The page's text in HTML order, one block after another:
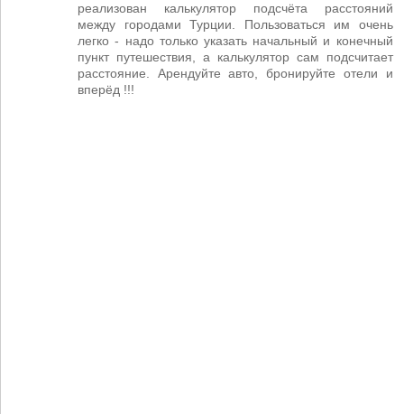
реализован калькулятор подсчёта расстояний
между городами Турции. Пользоваться им очень
легко - надо только указать начальный и конечный
пункт путешествия, а калькулятор сам подсчитает
расстояние. Арендуйте авто, бронируйте отели и
вперёд !!!